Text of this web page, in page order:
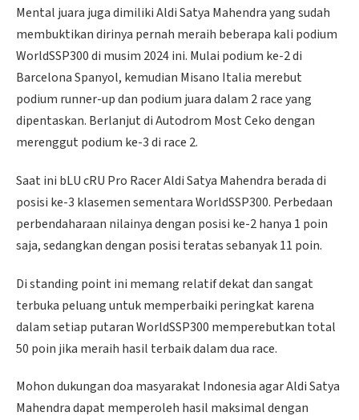
Mental juara juga dimiliki Aldi Satya Mahendra yang sudah
membuktikan dirinya pernah meraih beberapa kali podium
WorldSSP300 di musim 2024 ini. Mulai podium ke-2 di
Barcelona Spanyol, kemudian Misano Italia merebut
podium runner-up dan podium juara dalam 2 race yang
dipentaskan. Berlanjut di Autodrom Most Ceko dengan
merenggut podium ke-3 di race 2.
Saat ini bLU cRU Pro Racer Aldi Satya Mahendra berada di
posisi ke-3 klasemen sementara WorldSSP300. Perbedaan
perbendaharaan nilainya dengan posisi ke-2 hanya 1 poin
saja, sedangkan dengan posisi teratas sebanyak 11 poin.
Di standing point ini memang relatif dekat dan sangat
terbuka peluang untuk memperbaiki peringkat karena
dalam setiap putaran WorldSSP300 memperebutkan total
50 poin jika meraih hasil terbaik dalam dua race.
Mohon dukungan doa masyarakat Indonesia agar Aldi Satya
Mahendra dapat memperoleh hasil maksimal dengan